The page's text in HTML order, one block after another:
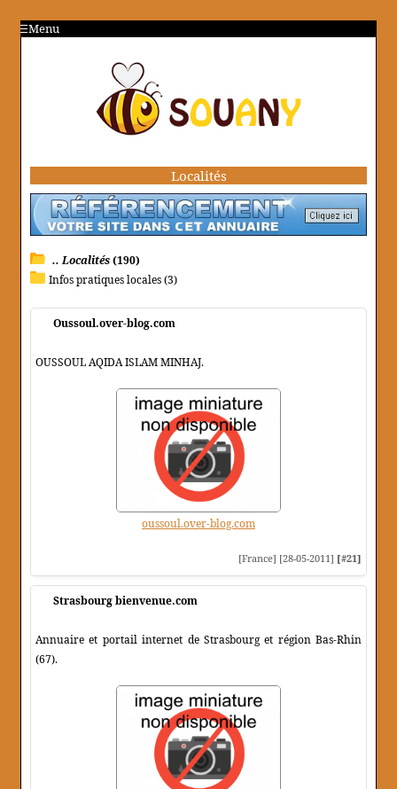
Menu
Localités
.. Localités(190)
Infos pratiques locales (3)
Oussoul.over-blog.com
OUSSOUL AQIDA ISLAM MINHAJ.
oussoul.over-blog.com
[France] [28-05-2011] [#21]
Strasbourg bienvenue.com
Annuaire et portail internet de Strasbourg et région Bas-Rhin
(67).